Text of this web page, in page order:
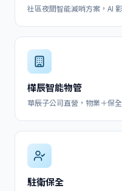
社區夜間智能減哨方案，AI
樺辰智能物管
華辰子公司直營，物業＋保
駐衛保全